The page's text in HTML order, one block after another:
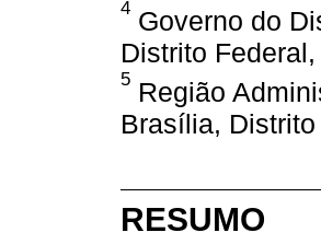
4 Governo do
Distrito
5 Região
Brasília,
RESUMO